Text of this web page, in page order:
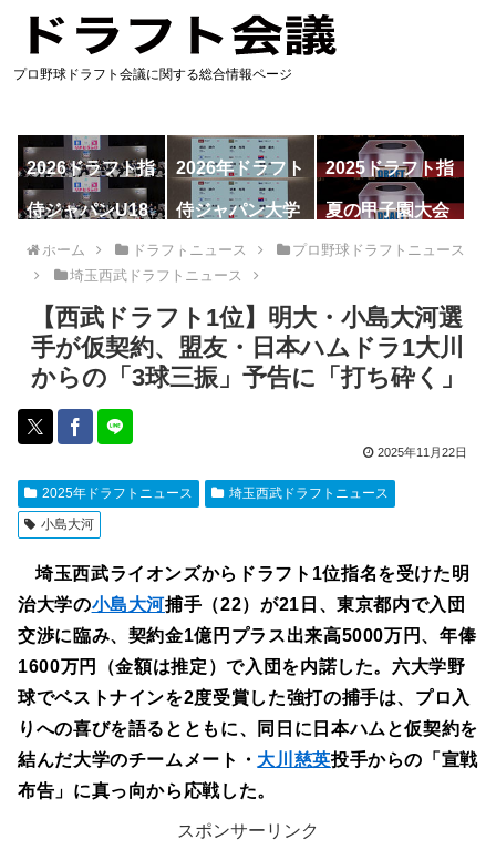
プロ野球ドラフト会議に関する総合情報ページ
2026ドラフト指
名予想
2026年ドラフト
候補
2025ドラフト指
名一覧
侍ジャパンU18
代表
侍ジャパン大学
夏の甲子園大会
ホーム ドラフトニュース
プロ野球ドラフトニュース
埼玉西武ドラフトニュース
【西武ドラフト1位】明大・小島大河選
手が仮契約、盟友・日本ハムドラ1大川
からの「3球三振」予告に「打ち砕く」
2025年11月22日
2025年ドラフトニュース
埼玉西武ドラフトニュース
小島大河
埼玉西武ライオンズからドラフト1位指名を受けた明
治大学の小島大河捕手（22）が21日、東京都内で入団
交渉に臨み、契約金1億円プラス出来高5000万円、年俸
1600万円（金額は推定）で入団を内諾した。六大学野
球でベストナインを2度受賞した強打の捕手は、プロ入
りへの喜びを語るとともに、同日に日本ハムと仮契約を
結んだ大学のチームメート・ 大川慈英投手からの「宣戦
布告」に真っ向から応戦した。
スポンサーリンク